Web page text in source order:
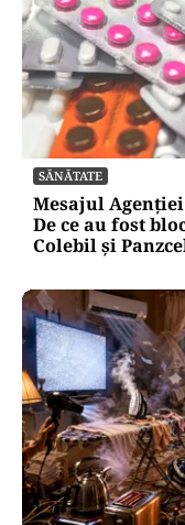
SĂNĂTATE
Mesajul
De ce au fost
Colebil și